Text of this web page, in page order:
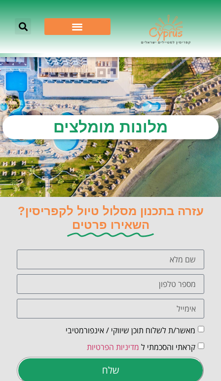
מלונות מומלצים
עזרה בתכנון מסלול טיול לקפריסין?
השאירו פרטים
מאשר/ת לשלוח תוכן שיווקי / אינפורמטיבי
קראתי והסכמתי ל מדיניות הפרטיות
שלח